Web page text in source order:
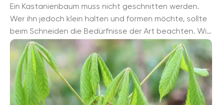
Ein Kastanienbaum muss nicht geschnitten werden.
Wer ihn jedoch klein halten und formen möchte, sollte
beim Schneiden die Bedürfnisse der Art beachten. Wir
haben die wichtigsten Fakten fü...